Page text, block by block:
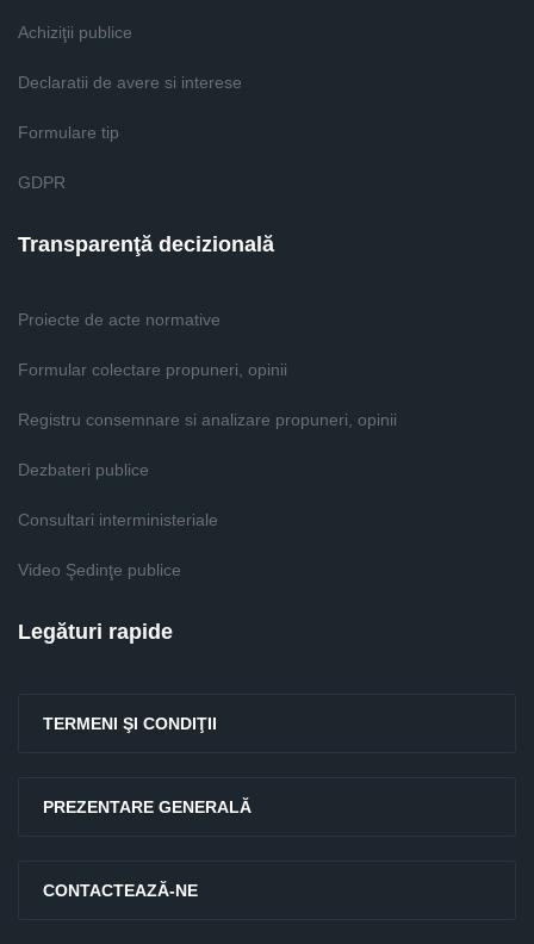
Achiziţii publice
Declaratii de avere si interese
Formulare tip
GDPR
Transparenţă decizională
Proiecte de acte normative
Formular colectare propuneri, opinii
Registru consemnare si analizare propuneri, opinii
Dezbateri publice
Consultari interministeriale
Video Şedinţe publice
Legături rapide
TERMENI ŞI CONDIŢII
PREZENTARE GENERALĂ
CONTACTEAZĂ-NE